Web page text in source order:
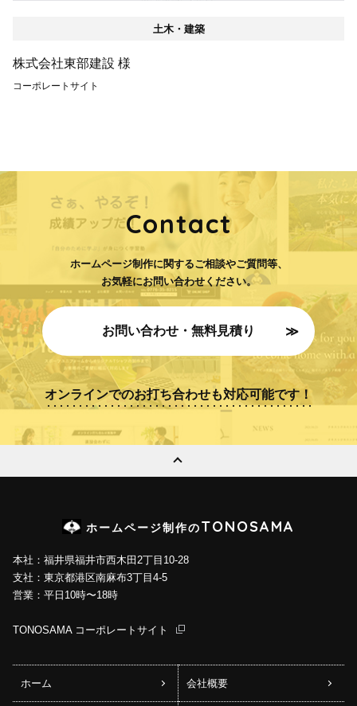
土木・建築
株式会社東部建設 様
コーポレートサイト
Contact
ホームページ制作に関するご相談やご質問等、
お気軽にお問い合わせください。
お問い合わせ・無料見積り
オンラインでのお打ち合わせも対応可能です！
ホームページ制作のTONOSAMA
本社：福井県福井市西木田2丁目10-28
支社：東京都港区南麻布3丁目4-5
営業：平日10時〜18時
TONOSAMA コーポレートサイト
ホーム 会社概要